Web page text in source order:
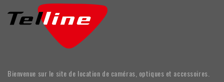
Bienvenue sur le site de location de caméras, optiques et accessoires.